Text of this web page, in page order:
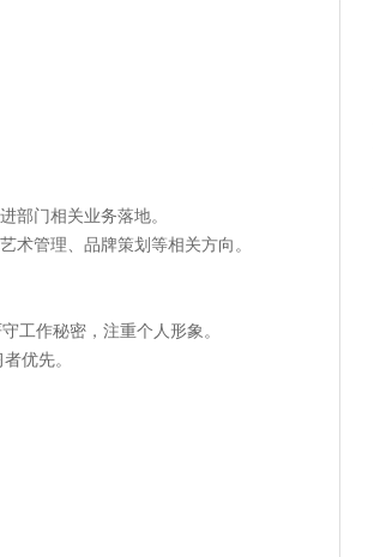
部门相关业务落地。
术管理、品牌策划等相关方向。
工作秘密，注重个人形象。
优先。